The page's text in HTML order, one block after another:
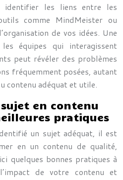
les liens entre les
comme MindMeister ou
de vos idées. Une
équipes qui interagissent
peut révéler des problèmes
fréquemment posées, autant
contenu adéquat et utile.
en contenu
pratiques
un sujet adéquat, il est
en un contenu de qualité,
quelques bonnes pratiques à
de votre contenu et